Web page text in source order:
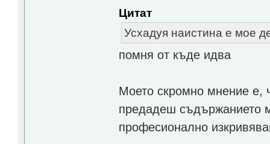
Цитат
Усхадуя наистина е мое
помня от къде идва
Моето скромно мнение е,
предадеш съдържанието
професионално